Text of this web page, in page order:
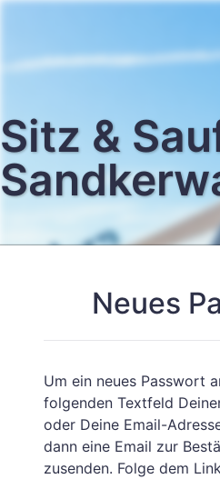
Sitz &
Neues
Um ein neues Passwort
folgenden Textfeld
oder Deine Email-
dann eine Email zur
zusenden. Folge dem